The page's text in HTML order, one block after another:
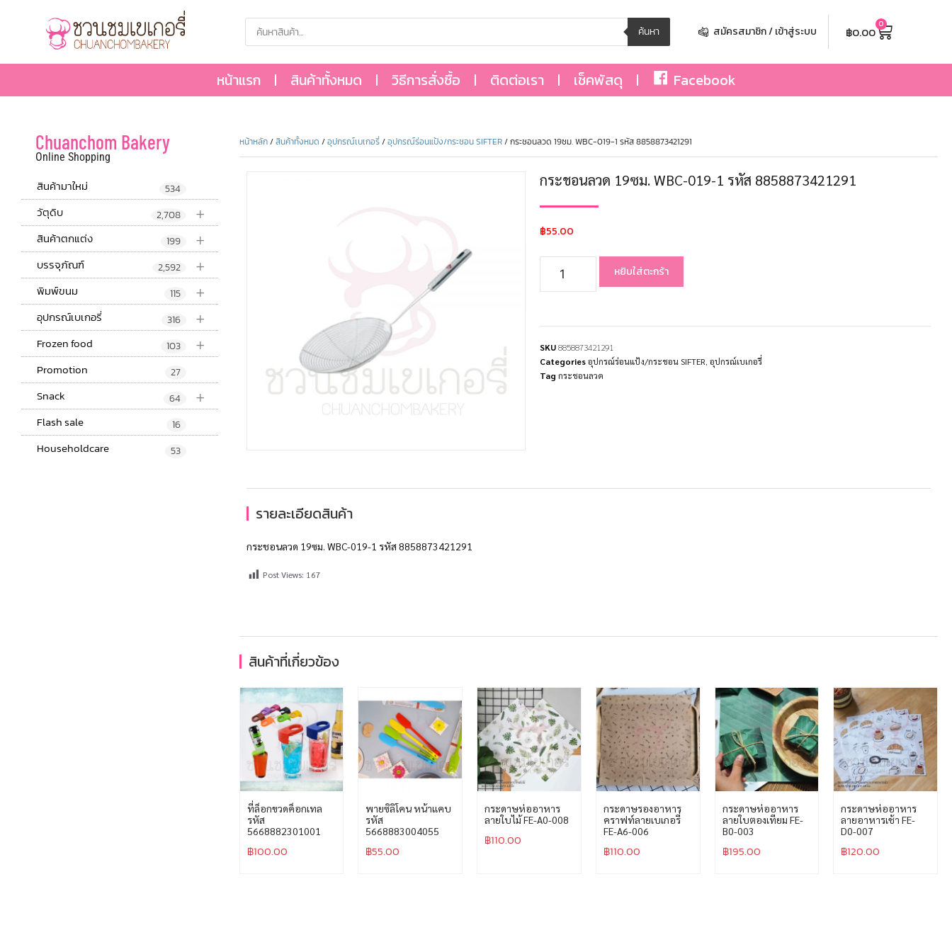
ค้นหา สมัครสมาชิก / เข้าสู่ระบบ ฿0.00 0
หน้าแรก สินค้าทั้งหมด วิธีการสั่งซื้อ ติดต่อเรา เช็คพัสดุ Facebook
Chuanchom Bakery
Online Shopping
สินค้ามาใหม่ 534
+
วัตุดิบ 2,708
+
สินค้าตกแต่ง 199
+
บรรจุภัณฑ์ 2,592
+
พิมพ์ขนม 115
+
อุปกรณ์เบเกอรี่ 316
+
Frozen food 103
Promotion 27
+
Snack 64
Flash sale 16
Householdcare 53
หน้าหลัก/สินค้าทั้งหมด /อุปกรณ์เบเกอรี่/อุปกรณ์ร่อนแป้ง/กระชอน SIFTER/ กระชอนลวด 19ซม. WBC-019-1 รหัส 8858873421291
กระชอนลวด 19ซม. WBC-019-1 รหัส 8858873421291
฿55.00
หยิบใส่ตะกร้า
SKU8858873421291
Categoriesอุปกรณ์ร่อนแป้ง/กระชอน SIFTER อุปกรณ์เบเกอรี่
Tag กระชอนลวด
รายละเอียดสินค้า
กระชอนลวด 19ซม. WBC-019-1 รหัส 8858873421291
Post Views: 167
สินค้าที่เกี่ยวข้อง
ที่ล็อกขวดค็อกเทล
รหัส
5668882301001
฿100.00
พายซิลิโคน หน้าแคบ
รหัส
5668883004055
฿55.00
กระดาษห่ออาหาร
ลายใบไม้ FE-A0-008
฿110.00
กระดาษรองอาหาร
คราฟท์ลายเบเกอรี่
FE-A6-006
฿110.00
กระดาษห่ออาหาร
ลายใบตองเทียม FE-
B0-003
฿195.00
กระดาษห่ออาหาร
ลายอาหารเช้า FE-
D0-007
฿120.00